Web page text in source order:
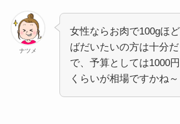
ナツメ
女性ならお肉で100gほ
ばだいたいの方は十分
で、予算としては1000
くらいが相場ですかね～